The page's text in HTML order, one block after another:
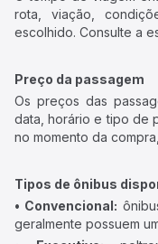
rota, viação,
escolhido. Consulte a
Preço da passagem
Os preços das
data, horário e tipo de
no momento da
Tipos de ônibus
• Convencional:
geralmente possuem